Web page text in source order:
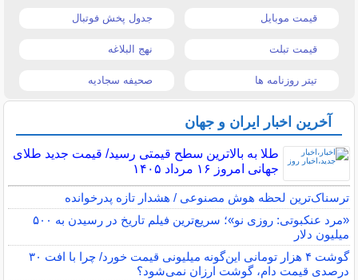
قیمت موبایل جدول پخش فوتبال
قیمت تبلت نهج البلاغه
تیتر روزنامه ها صحیفه سجادیه
آخرین اخبار ایران و جهان
طلا به بالاترین سطح قیمتی رسید/ قیمت جدید طلای
جهانی امروز ۱۶ مرداد ۱۴۰۵
ترسناک‌ترین لحظه هوش مصنوعی / هشدار تازه پدرخوانده
«مرد عنکبوتی: روزی نو»؛ سریع‌ترین فیلم تاریخ در رسیدن به ۵۰۰
میلیون دلار
گوشت ۴ هزار تومانی این‌گونه میلیونی قیمت خورد/ چرا با افت ۳۰
درصدی قیمت دام، گوشت ارزان نمی‌شود؟